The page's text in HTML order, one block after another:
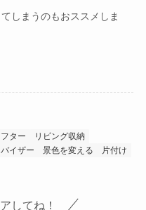
しまうのもおススメしま
ター
リビング収納
イザー 景色を変える
片付け
してね！